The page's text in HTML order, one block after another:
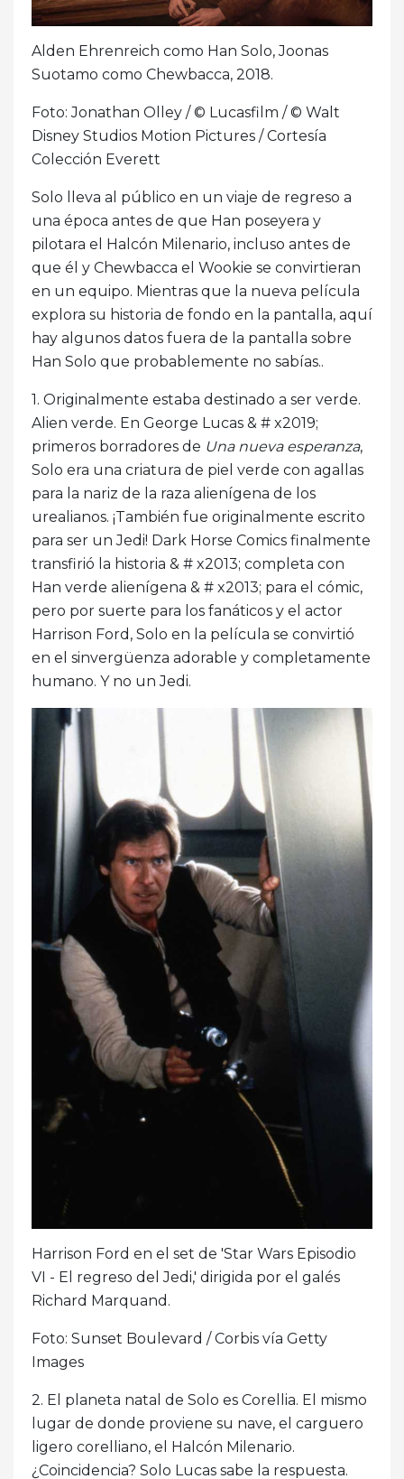
Alden Ehrenreich como Han Solo, Joonas
Suotamo como Chewbacca, 2018.
Foto: Jonathan Olley / © Lucasfilm / © Walt
Disney Studios Motion Pictures / Cortesía
Colección Everett
Solo lleva al público en un viaje de regreso a
una época antes de que Han poseyera y
pilotara el Halcón Milenario, incluso antes de
que él y Chewbacca el Wookie se convirtieran
en un equipo. Mientras que la nueva película
explora su historia de fondo en la pantalla, aquí
hay algunos datos fuera de la pantalla sobre
Han Solo que probablemente no sabías..
1. Originalmente estaba destinado a ser verde.
Alien verde. En George Lucas & # x2019;
primeros borradores de Una nueva esperanza,
Solo era una criatura de piel verde con agallas
para la nariz de la raza alienígena de los
urealianos. ¡También fue originalmente escrito
para ser un Jedi! Dark Horse Comics finalmente
transfirió la historia & # x2013; completa con
Han verde alienígena & # x2013; para el cómic,
pero por suerte para los fanáticos y el actor
Harrison Ford, Solo en la película se convirtió
en el sinvergüenza adorable y completamente
humano. Y no un Jedi.
Harrison Ford en el set de 'Star Wars Episodio
VI - El regreso del Jedi,' dirigida por el galés
Richard Marquand.
Foto: Sunset Boulevard / Corbis vía Getty
Images
2. El planeta natal de Solo es Corellia. El mismo
lugar de donde proviene su nave, el carguero
ligero corelliano, el Halcón Milenario.
¿Coincidencia? Solo Lucas sabe la respuesta.